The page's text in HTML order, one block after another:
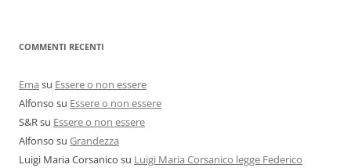
COMMENTI RECENTI
Ema su Essere o non essere
Alfonso su Essere o non essere
S&Rsu Essere o non essere
Alfonso su Grandezza
Luigi Maria Corsanico su Luigi Maria Corsanico legge Federico